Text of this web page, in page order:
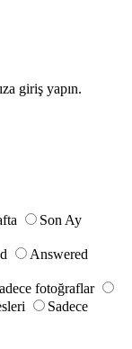
giriş yapın.
Son Ay
Answered
fotoğraflar
Sadece